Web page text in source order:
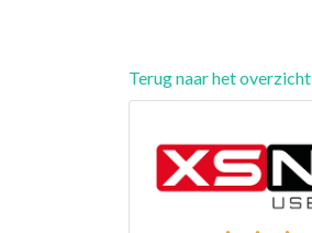
Terug naar het overzicht